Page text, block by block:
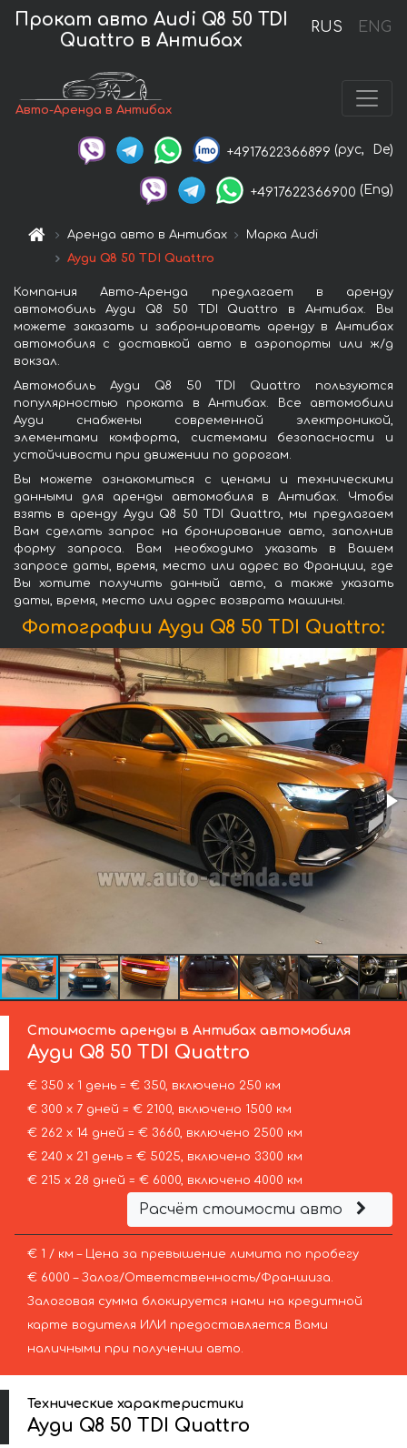
RUS ENG
Прокат авто Audi Q8 50 TDI
Quattro в Антибах
Авто-Аренда в Антибах
+4917622366899 (рус, De)
+4917622366900 (Eng)
Аренда авто в Антибах
Марка Audi
Ауди Q8 50 TDI Quattro
Компания Авто-Аренда предлагает в аренду
автомобиль Ауди Q8 50 TDI Quattro в Антибах. Вы
можете заказать и забронировать аренду в Антибах
автомобиля с доставкой авто в аэропорты или ж/д
вокзал.
Автомобиль Ауди Q8 50 TDI Quattro пользуются
популярностью проката в Антибах. Все автомобили
Ауди снабжены современной электроникой,
элементами комфорта, системами безопасности и
устойчивости при движении по дорогам.
Вы можете ознакомиться с ценами и техническими
данными для аренды автомобиля в Антибах. Чтобы
взять в аренду Ауди Q8 50 TDI Quattro, мы предлагаем
Вам сделать запрос на бронирование авто, заполнив
форму запроса. Вам необходимо указать в Вашем
запросе даты, время, место или адрес во Франции, где
Вы хотите получить данный авто, а также указать
даты, время, место или адрес возврата машины.
Фотографии Ауди Q8 50 TDI Quattro:
Стоимость аренды в Антибах автомобиля
Ауди Q8 50 TDI Quattro
€ 350 х 1 день = € 350, включено 250 км
€ 300 х 7 дней = € 2100, включено 1500 км
€ 262 х 14 дней = € 3660, включено 2500 км
€ 240 х 21 день = € 5025, включено 3300 км
€ 215 х 28 дней = € 6000, включено 4000 км
Расчёт стоимости авто
€ 1 / км – Цена за превышение лимита по пробегу
€ 6000 – Залог/Ответственность/Франшиза.
Залоговая сумма блокируется нами на кредитной
карте водителя ИЛИ предоставляется Вами
наличными при получении авто.
Технические характеристики
Ауди Q8 50 TDI Quattro